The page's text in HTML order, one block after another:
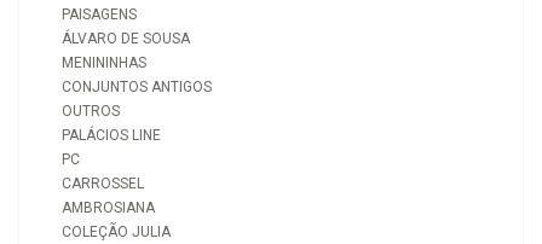
PAISAGENS
ÁLVARO DE SOUSA
MENININHAS
CONJUNTOS ANTIGOS
OUTROS
PALÁCIOS LINE
PC
CARROSSEL
AMBROSIANA
COLEÇÃO JULIA